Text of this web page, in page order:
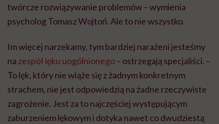
twórcze rozwiązywanie problemów – wymienia
psycholog Tomasz Wojtoń. Ale to nie wszystko.
Im więcej narzekamy, tym bardziej narażeni jesteśmy
na zespół lęku uogólnionego– ostrzegają specjaliści. –
To lęk, który nie wiąże się z żadnym konkretnym
strachem, nie jest odpowiedzią na żadne rzeczywiste
zagrożenie. Jest za to najczęściej występującym
zaburzeniem lękowym i dotyka nawet co dwudziestą